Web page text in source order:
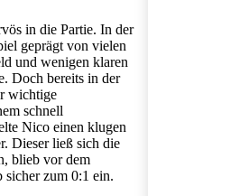
in die Partie. In der
geprägt von vielen
und wenigen klaren
Doch bereits in der
wichtige
schnell
Nico einen klugen
Dieser ließ sich die
blieb vor dem
sicher zum 0:1 ein.